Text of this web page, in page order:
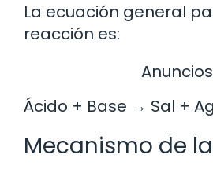
La ecuación general
reacción es:
Anuncios
Ácido + Base → Sal +
Mecanismo de